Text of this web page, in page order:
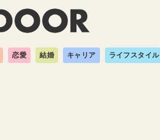
恋愛 結婚 キャリア ライフスタイル